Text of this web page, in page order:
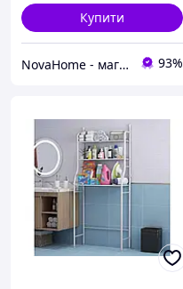
Купити
NovaHome - магазин товарів для дому і не тільки 93%